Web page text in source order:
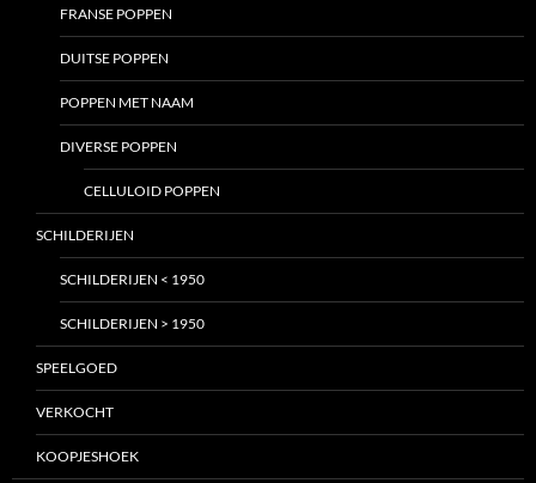
FRANSE POPPEN
DUITSE POPPEN
POPPEN MET NAAM
DIVERSE POPPEN
CELLULOID POPPEN
SCHILDERIJEN
SCHILDERIJEN < 1950
SCHILDERIJEN > 1950
SPEELGOED
VERKOCHT
KOOPJESHOEK